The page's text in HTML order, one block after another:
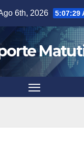
6th, 2026 5:07:30